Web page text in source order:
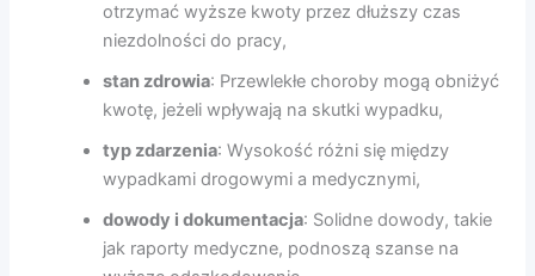
otrzymać wyższe kwoty przez dłuższy czas
niezdolności do pracy,
stan zdrowia: Przewlekłe choroby mogą obniżyć
kwotę, jeżeli wpływają na skutki wypadku,
typ zdarzenia: Wysokość różni się między
wypadkami drogowymi a medycznymi,
dowody i dokumentacja: Solidne dowody, takie
jak raporty medyczne, podnoszą szanse na